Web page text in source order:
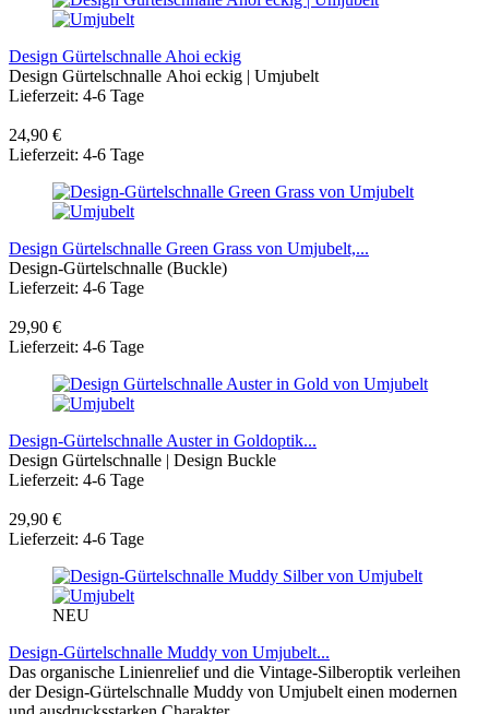
Design Gürtelschnalle Ahoi eckig
Design Gürtelschnalle Ahoi eckig | Umjubelt
Lieferzeit: 4-6 Tage
24,90 €
Lieferzeit: 4-6 Tage
Design Gürtelschnalle Green Grass von Umjubelt,...
Design-Gürtelschnalle (Buckle)
Lieferzeit: 4-6 Tage
29,90 €
Lieferzeit: 4-6 Tage
Design-Gürtelschnalle Auster in Goldoptik...
Design Gürtelschnalle | Design Buckle
Lieferzeit: 4-6 Tage
29,90 €
Lieferzeit: 4-6 Tage
NEU
Design-Gürtelschnalle Muddy von Umjubelt...
Das organische Linienrelief und die Vintage-Silberoptik verleihen
der Design-Gürtelschnalle Muddy von Umjubelt einen modernen